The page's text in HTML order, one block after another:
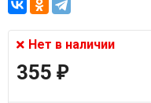
Нет в наличии
355 ₽